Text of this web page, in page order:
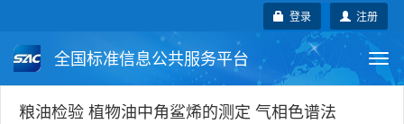
注册
登录
全国标准信息公共服务平台
国家标准 行业标准 地方标准
粮油检验 植物油中角鲨烯的测定 气相色谱法